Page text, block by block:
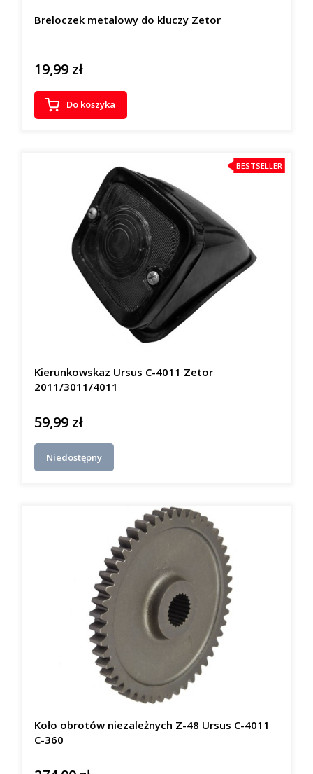
Breloczek metalowy do kluczy Zetor
Cena
19,99 zł
Do koszyka
BESTSELLER
Kierunkowskaz Ursus C-4011 Zetor
2011/3011/4011
Cena
59,99 zł
Niedostępny
Koło obrotów niezależnych Z-48 Ursus C-4011
C-360